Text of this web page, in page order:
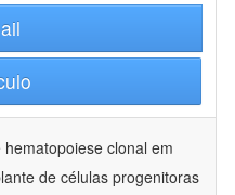
clonal em
de células progenitoras